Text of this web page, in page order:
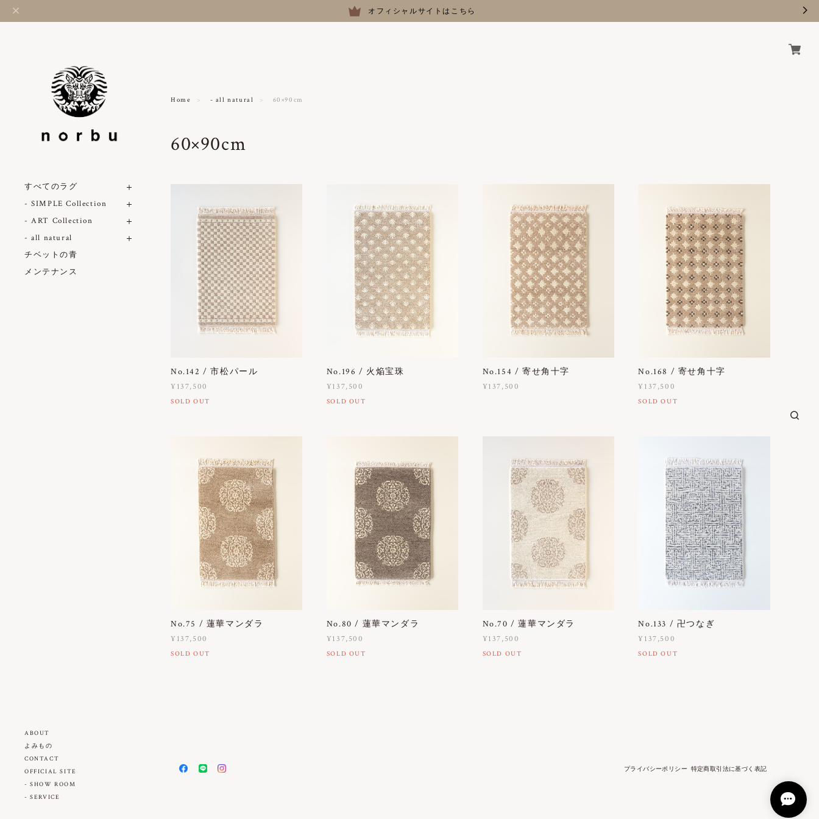
オフィシャルサイトはこちら
すべてのラグ
- SIMPLE Collection
- ART Collection
- all natural
チベットの青
メンテナンス
ABOUT
よみもの
CONTACT
OFFICIAL SITE
- SHOW ROOM
- SERVICE
Home - all natural 60×90cm
60×90cm
No.142 / 市松パール
¥137,500
SOLD OUT
No.196 / 火焔宝珠
¥137,500
SOLD OUT
No.154 / 寄せ角十字
¥137,500
No.168 / 寄せ角十字
¥137,500
SOLD OUT
No.75 / 蓮華マンダラ
¥137,500
SOLD OUT
No.80 / 蓮華マンダラ
¥137,500
SOLD OUT
No.70 / 蓮華マンダラ
¥137,500
SOLD OUT
No.133 / 卍つなぎ
¥137,500
SOLD OUT
プライバシーポリシー 特定商取引法に基づく表記